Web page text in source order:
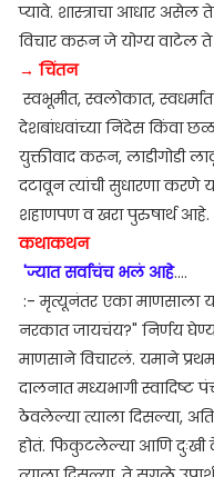
प्यावे. शास्त्राचा आधार
विचार करून जे योग्य वाटेल
→ चिंतन
स्वभूमीत, स्वलोकात,
देशबांधवांच्या निंदेस किंवा
युक्तीवाद करून, लाडीगोडी
दटावून त्यांची सुधारणा करणे
शहाणपण व खरा पुरुषार्थ
कथाकथन
'ज्यात सर्वाचंच भलं आहे....
:- मृत्यूनंतर एका माणसाला
नरकात जायचंय?" निर्णय
माणसाने विचारलं. यमाने
दालनात मध्यभागी
ठेवलेल्या त्याला दिसल्या,
होतं. फिकुटलेल्या आणि दुःखी